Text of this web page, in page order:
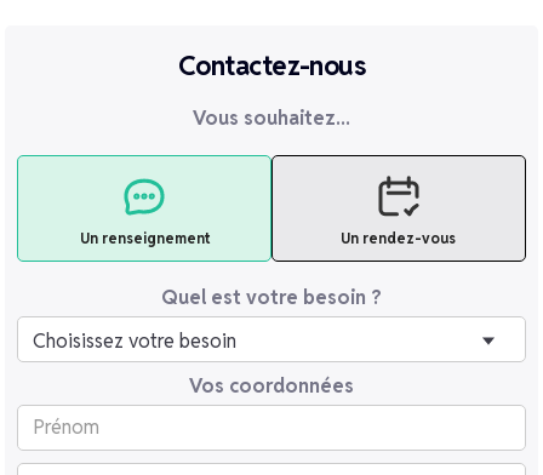
Contactez-nous
Vous souhaitez...
Un renseignement Un rendez-vous
Quel est votre besoin ?
Vos coordonnées